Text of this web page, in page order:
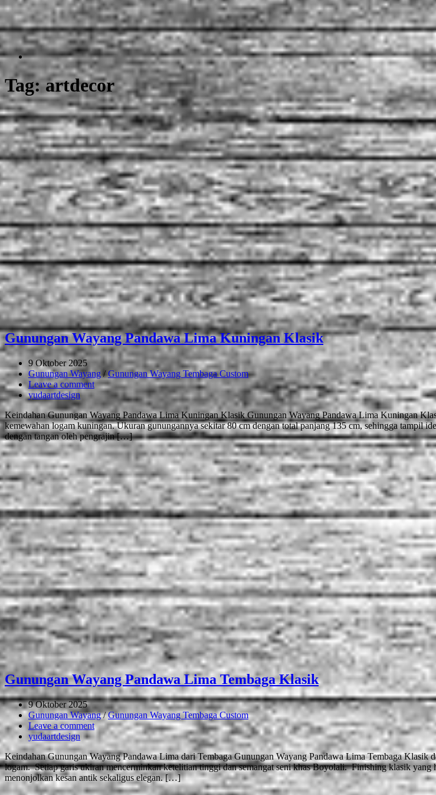
Tag:artdecor
Gunungan Wayang Pandawa Lima Kuningan Klasik
9 Oktober 2025
Gunungan Wayang/Gunungan Wayang Tembaga Custom
Leave a comment
yudaartdesign
Keindahan Gunungan Wayang Pandawa Lima Kuningan Klasik Gunungan Wayang Pandawa Lima Kuningan
kemewahan logam kuningan. Ukuran gunungannya sekitar 80 cm dengan total panjang 135 cm, sehingga tampil
dengan tangan oleh pengrajin […]
Gunungan Wayang Pandawa Lima Tembaga Klasik
9 Oktober 2025
Gunungan Wayang/Gunungan Wayang Tembaga Custom
Leave a comment
yudaartdesign
Keindahan Gunungan Wayang Pandawa Lima dari Tembaga Gunungan Wayang Pandawa Lima Tembaga
logam. Setiap garis ukiran mencerminkan ketelitian tinggi dan semangat seni khas Boyolali. Finishing klasik
menonjolkan kesan antik sekaligus elegan. […]